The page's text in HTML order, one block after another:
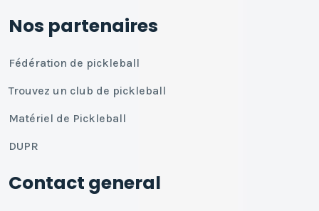
Nos partenaires
Fédération de pickleball
Trouvez un club de pickleball
Matériel de Pickleball
DUPR
Contact general